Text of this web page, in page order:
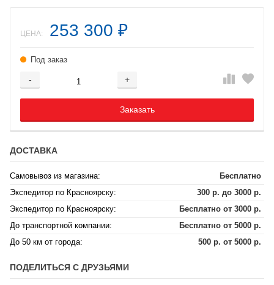
ЦЕНА: 253 300 ₽
Под заказ
- +
Добавляется...
Заказать
Добавлен
ДОСТАВКА
Самовывоз из магазина:
Бесплатно
Экспедитор по Красноярску:
300 р. до 3000 р.
Экспедитор по Красноярску:
Бесплатно от 3000 р.
До транспортной компании:
Бесплатно от 5000 р.
До 50 км от города:
500 р. от 5000 р.
ПОДЕЛИТЬСЯ С ДРУЗЬЯМИ